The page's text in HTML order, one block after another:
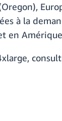
à la
en